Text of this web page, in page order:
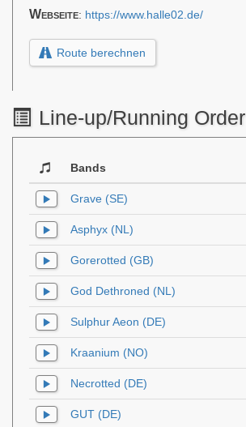
Webseite: https://www.halle02.de/
Route berechnen
Line-up/Running Order
Bands
Grave (SE)
Asphyx (NL)
Gorerotted (GB)
God Dethroned (NL)
Sulphur Aeon (DE)
Kraanium (NO)
Necrotted (DE)
GUT (DE)